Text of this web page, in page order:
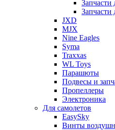
Запчасти
Запчасти
JXD
MJX
Nine Eagles
Syma
Traxxas
WL Toys
Парашюты
Подвесы и
Пропеллеры
Электроника
Для самолетов
EasySky
Винты